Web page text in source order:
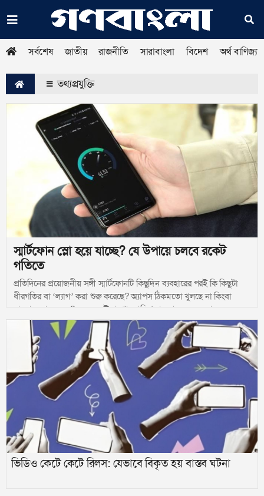
সর্বশেষ জাতীয় রাজনীতি সারাবাংলা বিদেশ অর্থ বাণিজ্য
তথ্যপ্রযুক্তি
স্মার্টফোন স্লো হয়ে যাচ্ছে? যে উপায়ে চলবে রকেট
গতিতে
প্রতিদিনের প্রয়োজনীয় সঙ্গী স্মার্টফোনটি কিছুদিন ব্যবহারের পরই কি কিছুটা
ধীরগতির বা ‘ল্যাগ’ করা শুরু করেছে? অ্যাপস ঠিকমতো খুলছে না কিংবা
বারবার হ্যাং করছে? অনেকেরই ধারণা, দামি ফোন না হলে হয়তো এমন
সমস্যা আটকানো সম্ভব নয়। তবে প্রযুক্তি বিশেষজ্ঞদের মতে, খুব ছোট একটি
অভ্যাসই আপনার প্রিয় ফোনটির গতি বাড়িয়ে দিতে পারে কয়েক গুণ। আর
সেটি হলো—নিয়মিত ফোন রিস্টার্ট দেওয়া।
ভিডিও কেটে কেটে রিলস: যেভাবে বিকৃত হয় বাস্তব ঘটনা